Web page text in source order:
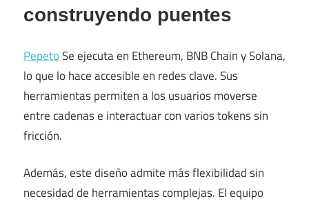
construyendo puentes
PepetoSe ejecuta en Ethereum, BNB Chain y Solana,
lo que lo hace accesible en redes clave. Sus
herramientas permiten a los usuarios moverse
entre cadenas e interactuar con varios tokens sin
fricción.
Además, este diseño admite más flexibilidad sin
necesidad de herramientas complejas. El equipo